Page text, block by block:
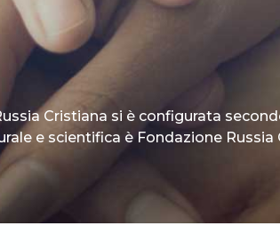
Cristiana si è configurata
e scientifica è Fondazione Russia